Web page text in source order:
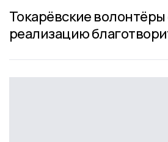
Токарёвские
реализацию